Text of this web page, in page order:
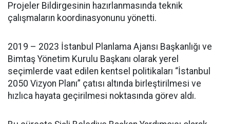
Projeler Bildirgesinin hazırlanmasında teknik
çalışmaların koordinasyonunu yönetti.
2019 – 2023 İstanbul Planlama Ajansı Başkanlığı ve
Bimtaş Yönetim Kurulu Başkanı olarak yerel
seçimlerde vaat edilen kentsel politikaları “İstanbul
2050 Vizyon Planı” çatısı altında birleştirilmesi ve
hızlıca hayata geçirilmesi noktasında görev aldı.